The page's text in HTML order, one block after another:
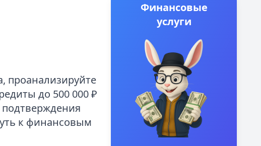
проанализируйте
до 500 000 ₽
к финансовым
Финансовые
услуги